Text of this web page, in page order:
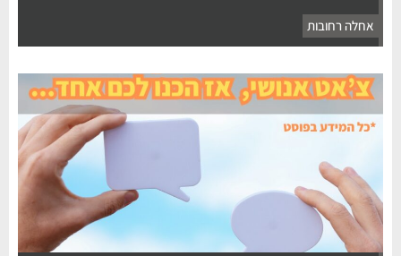
אחלה רחובות